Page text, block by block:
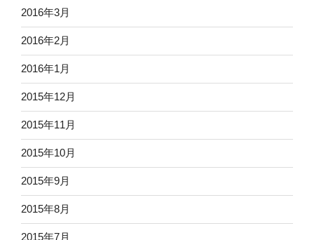
2016年3月
2016年2月
2016年1月
2015年12月
2015年11月
2015年10月
2015年9月
2015年8月
2015年7月